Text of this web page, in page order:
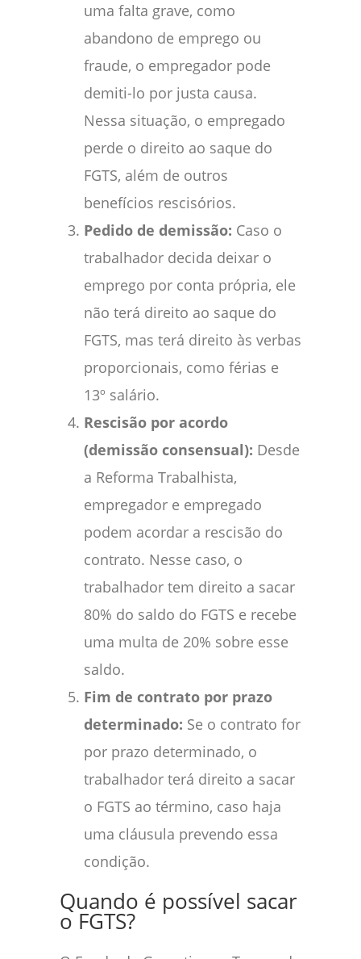
uma falta grave, como
abandono de emprego ou
fraude, o empregador pode
demiti-lo por justa causa.
Nessa situação, o empregado
perde o direito ao saque do
FGTS, além de outros
benefícios rescisórios.
Pedido de demissão: Caso o
trabalhador decida deixar o
emprego por conta própria, ele
não terá direito ao saque do
FGTS, mas terá direito às verbas
proporcionais, como férias e
13º salário.
Rescisão por acordo
(demissão consensual): Desde
a Reforma Trabalhista,
empregador e empregado
podem acordar a rescisão do
contrato. Nesse caso, o
trabalhador tem direito a sacar
80% do saldo do FGTS e recebe
uma multa de 20% sobre esse
saldo.
Fim de contrato por prazo
determinado: Se o contrato for
por prazo determinado, o
trabalhador terá direito a sacar
o FGTS ao término, caso haja
uma cláusula prevendo essa
condição.
Quando é possível sacar
o FGTS?